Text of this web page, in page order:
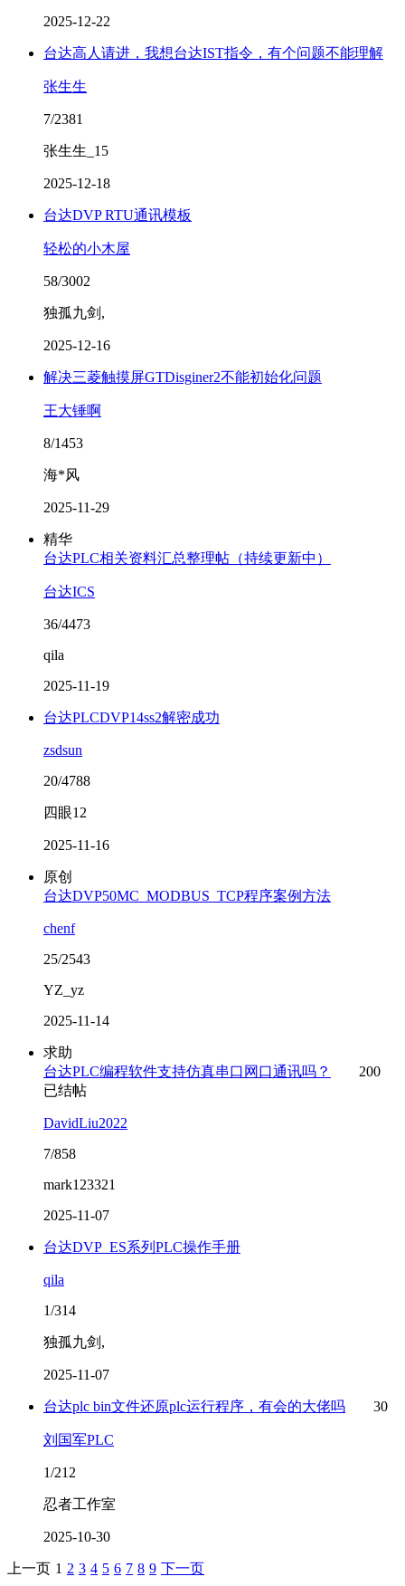
2025-12-22
台达高人请进，我想台达IST指令，有个问题不能理解
张生生
7/2381
张生生_15
2025-12-18
台达DVP RTU通讯模板
轻松的小木屋
58/3002
独孤九剑,
2025-12-16
解决三菱触摸屏GTDisginer2不能初始化问题
王大锤啊
8/1453
海*风
2025-11-29
精华
台达PLC相关资料汇总整理帖（持续更新中）
台达ICS
36/4473
qila
2025-11-19
台达PLCDVP14ss2解密成功
zsdsun
20/4788
四眼12
2025-11-16
原创
台达DVP50MC_MODBUS_TCP程序案例方法
chenf
25/2543
YZ_yz
2025-11-14
求助
台达PLC编程软件支持仿真串口网口通讯吗？
200
已结帖
DavidLiu2022
7/858
mark123321
2025-11-07
台达DVP_ES系列PLC操作手册
qila
1/314
独孤九剑,
2025-11-07
台达plc bin文件还原plc运行程序，有会的大佬吗 30
刘国军PLC
1/212
忍者工作室
2025-10-30
上一页 1 2 3 4 5 6 7 8 9 下一页